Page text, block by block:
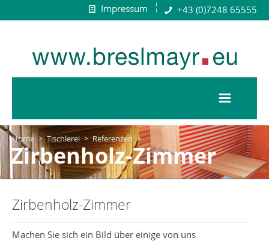
+43 (0)7248 65555
Impressum
Home > Tischlerei > Referenzen >
Zirbenholz-Zimmer
Zirbenholz-Zimmer
Machen Sie sich ein Bild über einige von uns